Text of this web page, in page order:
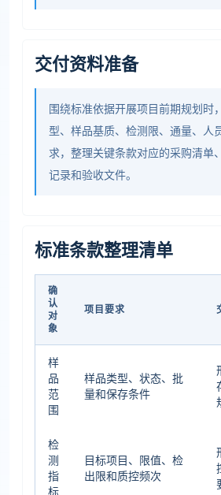
交付资料准备
围绕标准依据开展项目前期规划时
型、样品基质、检测限、通量、人
求，整理关键条款对应的采购清单
记录和验收文件。
标准条款整理清单
确
认
对
象
项目要求
样
品
范
围
样品类型、状态、批
量和保存条件
检
测
指
标
目标项目、限值、检
出限和质控频次